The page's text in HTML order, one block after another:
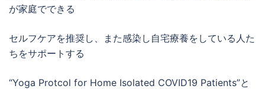
が家庭でできる
セルフケアを推奨し、また感染し自宅療養をしている人た
ちをサポートする
“Yoga Protcol for Home Isolated COVID19 Patients”と